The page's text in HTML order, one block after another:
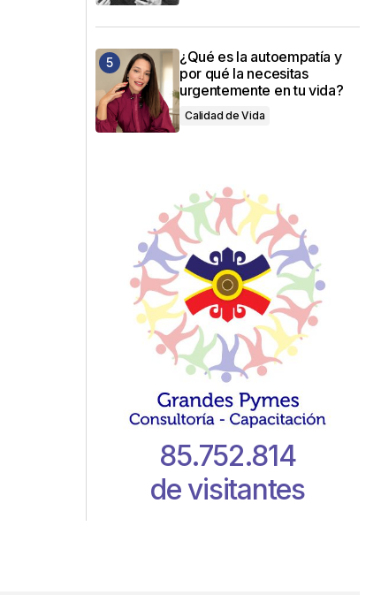
¿Qué es la autoempatía y
por qué la necesitas
urgentemente en tu vida?
Calidad de Vida
85.752.814
de visitantes